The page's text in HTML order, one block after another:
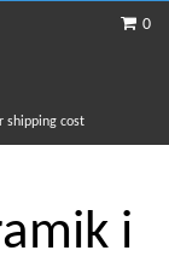
0
shipping cost
i